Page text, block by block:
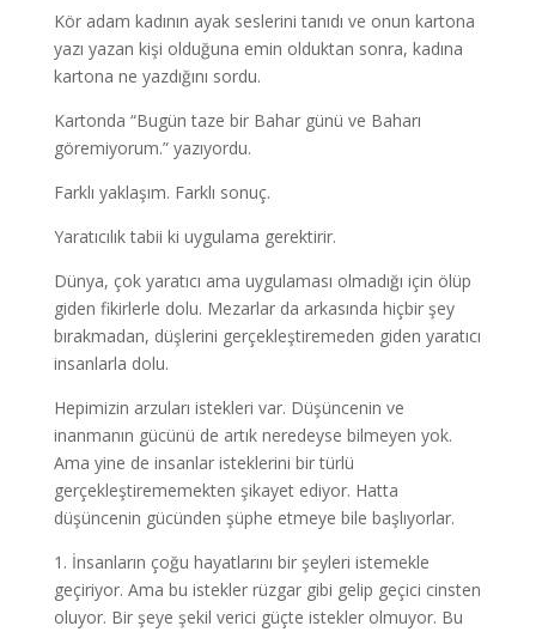
Kör adam kadının ayak seslerini tanıdı ve onun kartona
yazı yazan kişi olduğuna emin olduktan sonra, kadına
kartona ne yazdığını sordu.
Kartonda “Bugün taze bir Bahar günü ve Baharı
göremiyorum.” yazıyordu.
Farklı yaklaşım. Farklı sonuç.
Yaratıcılık tabii ki uygulama gerektirir.
Dünya, çok yaratıcı ama uygulaması olmadığı için ölüp
giden fikirlerle dolu. Mezarlar da arkasında hiçbir şey
bırakmadan, düşlerini gerçekleştiremeden giden yaratıcı
insanlarla dolu.
Hepimizin arzuları istekleri var. Düşüncenin ve
inanmanın gücünü de artık neredeyse bilmeyen yok.
Ama yine de insanlar isteklerini bir türlü
gerçekleştirememekten şikayet ediyor. Hatta
düşüncenin gücünden şüphe etmeye bile başlıyorlar.
1. İnsanların çoğu hayatlarını bir şeyleri istemekle
geçiriyor. Ama bu istekler rüzgar gibi gelip geçici cinsten
oluyor. Bir şeye şekil verici güçte istekler olmuyor. Bu